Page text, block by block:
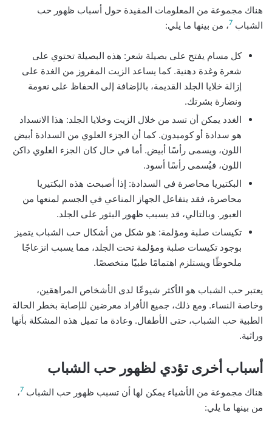
هناك مجموعة من المعلومات المفيدة حول أسباب ظهور حب
الشباب 7، من بينها ما يلي:
كل مسام يفتح على بصيلة شعر: هذه البصيلة تحتوي على
شعرة وغدة دهنية. كما يساعد الزيت المفروز من الغدة على
إزالة خلايا الجلد القديمة، بالإضافة إلى الحفاظ على نعومة
ونضارة بشرتك.
الغدد يمكن أن تسد من خلال الزيت وخلايا الجلد: هذا الانسداد
هو سدادة أو كوميدون. كما أن الجزء العلوي من السدادة أبيض
اللون، ويسمى رأسًا أبيض. أما في حال كان الجزء العلوي داكن
اللون، فيُسمى رأسًا أسود.
البكتيريا محاصرة في السدادة: إذا أصبحت هذه البكتيريا
محاصرة، فقد يتفاعل الجهاز المناعي في الجسم لمنعها من
العبور. وبالتالي، قد يسبب ظهور البثور على الجلد.
تكيسات صلبة ومؤلمة: هو شكل من أشكال حب الشباب يتميز
بوجود تكيسات صلبة ومؤلمة تحت الجلد، مما يسبب انزعاجًا
ملحوظًا ويستلزم اهتمامًا طبيًا متخصصًا.
يعتبر حب الشباب هو الأكثر شيوعًا لدى الأشخاص المراهقين،
وخاصة النساء. ومع ذلك، جميع الأفراد معرضين للإصابة بخطر الحالة
الطبية حب الشباب، حتى الأطفال. وعادة ما تميل هذه المشكلة بأنها
وراثية.
أسباب أخرى تؤدي لظهور حب الشباب
هناك مجموعة من الأشياء يمكن لها أن تسبب ظهور حب الشباب 7،
من بينها ما يلي: